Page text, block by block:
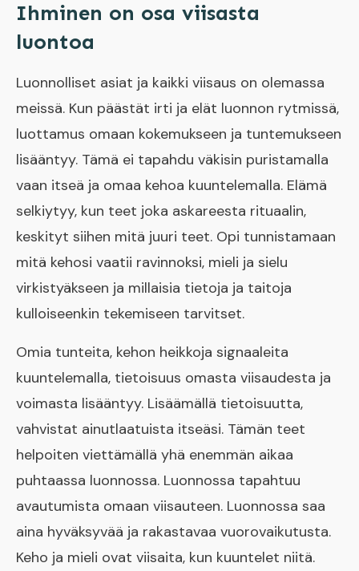
Ihminen on osa viisasta
luontoa
Luonnolliset asiat ja kaikki viisaus on olemassa
meissä. Kun päästät irti ja elät luonnon rytmissä,
luottamus omaan kokemukseen ja tuntemukseen
lisääntyy. Tämä ei tapahdu väkisin puristamalla
vaan itseä ja omaa kehoa kuuntelemalla. Elämä
selkiytyy, kun teet joka askareesta rituaalin,
keskityt siihen mitä juuri teet. Opi tunnistamaan
mitä kehosi vaatii ravinnoksi, mieli ja sielu
virkistyäkseen ja millaisia tietoja ja taitoja
kulloiseenkin tekemiseen tarvitset.
Omia tunteita, kehon heikkoja signaaleita
kuuntelemalla, tietoisuus omasta viisaudesta ja
voimasta lisääntyy. Lisäämällä tietoisuutta,
vahvistat ainutlaatuista itseäsi. Tämän teet
helpoiten viettämällä yhä enemmän aikaa
puhtaassa luonnossa. Luonnossa tapahtuu
avautumista omaan viisauteen. Luonnossa saa
aina hyväksyvää ja rakastavaa vuorovaikutusta.
Keho ja mieli ovat viisaita, kun kuuntelet niitä.